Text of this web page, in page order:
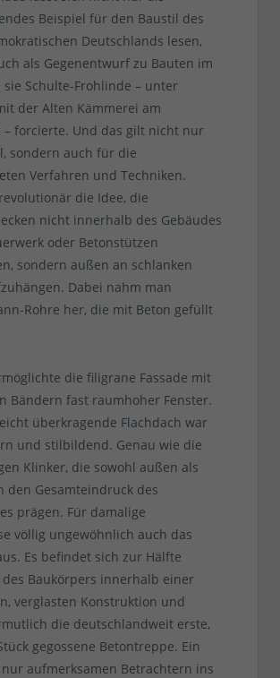
Beispiel für den Baustil des
Deutschlands lesen,
als Gegenentwurf zu Bauten im
sie Schulte-Frohlinde – unter
der Alten Kämmerei am
– forcierte. Und das gilt nicht nur
sondern auch für die
Verfahren und Techniken.
die Idee, die
nicht innerhalb des Gebäudes
oder Betonstützen
sondern außen an schlanken
Dabei nahm man
Rohre her, die mit Beton gefüllt
die filigrane Fassade mit
Bändern fast raumhoher Fenster.
überkragende Flachdach war
und stilbildend. Genau wie die
Klinker, die sowohl außen als
den Gesamteindruck des
prägen. Für damalige
völlig ungewöhnlich auch das
Es befindet sich zur Hälfte
Baukörpers innerhalb einer
verglasten Konstruktion und
die deutschlandweit erste,
gegossene Betontreppe. Ein
aufmerksamen Betrachtern ins